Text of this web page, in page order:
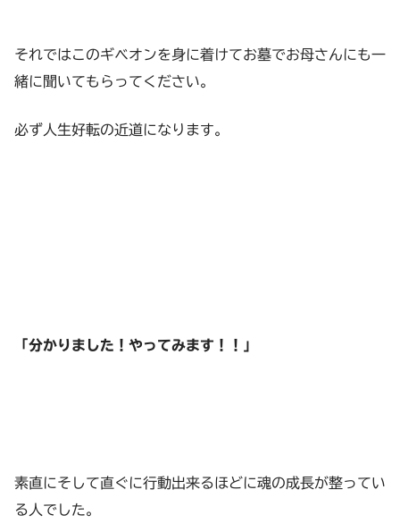
それではこのギベオンを身に着けてお墓でお母さんにも一
緒に聞いてもらってください。
必ず人生好転の近道になります。
「分かりました！やってみます！！」
素直にそして直ぐに行動出来るほどに魂の成長が整ってい
る人でした。